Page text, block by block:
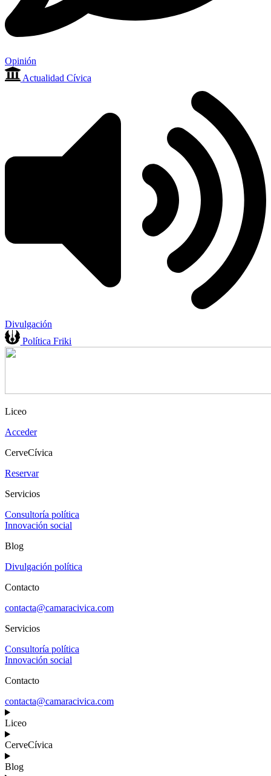
Opinión
Actualidad Cívica
Divulgación
Política Friki
Liceo
Acceder
CerveCívica
Reservar
Servicios
Consultoría política
Innovación social
Blog
Divulgación política
Contacto
contacta@camaracivica.com
Servicios
Consultoría política
Innovación social
Contacto
contacta@camaracivica.com
Liceo
CerveCívica
Blog